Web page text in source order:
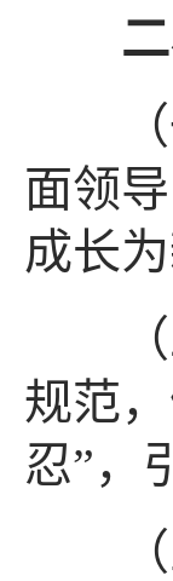
（一
面领
成长
（二
规范
忍”，
（三